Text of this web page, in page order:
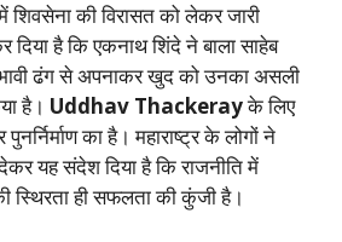
में शिवसेना की विरासत को लेकर जारी
है कि एकनाथ शिंदे ने बाला साहेब
ढंग से अपनाकर खुद को उनका असली
है। Uddhav Thackerayके लिए
का है। महाराष्ट्र के लोगों ने
यह संदेश दिया है कि राजनीति में
स्थिरता ही सफलता की कुंजी है।